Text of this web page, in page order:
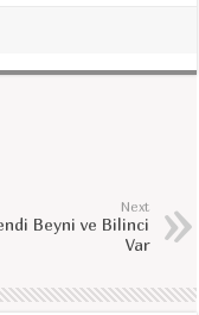
Next
Beyni ve Bilinci
Var